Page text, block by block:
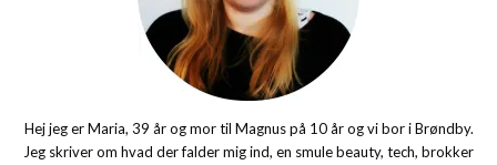
Hej jeg er Maria, 39 år og mor til Magnus på 10 år og vi bor i Brøndby.
Jeg skriver om hvad der falder mig ind, en smule beauty, tech, brokker